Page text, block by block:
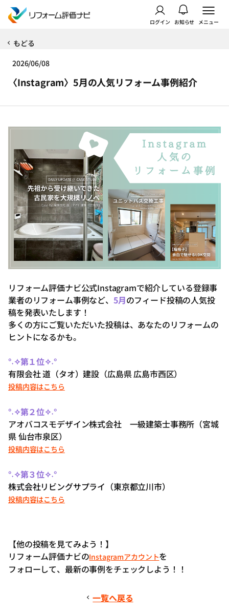
ログイン お知らせ メニュー
もどる
2026/06/08
〈Instagram〉5月の人気リフォーム事例紹介
リフォーム評価ナビ公式Instagramで紹介している登録事
業者のリフォーム事例など、 5月のフィード投稿の人気投
稿を発表いたします！
多くの方にご覧いただいた投稿は、あなたのリフォームの
ヒントになるかも。
°˖✧第１位✧˖°
有限会社 道（タオ）建設（広島県 広島市西区）
投稿内容はこちら
°˖✧第２位✧˖°
アオバコスモデザイン株式会社 一級建築士事務所（宮城
県 仙台市泉区）
投稿内容はこちら
°˖✧第３位✧˖°
株式会社リビングサプライ（東京都立川市）
投稿内容はこちら
【他の投稿を見てみよう！】
リフォーム評価ナビのInstagramアカウントを
フォローして、最新の事例をチェックしよう！！
一覧へ戻る